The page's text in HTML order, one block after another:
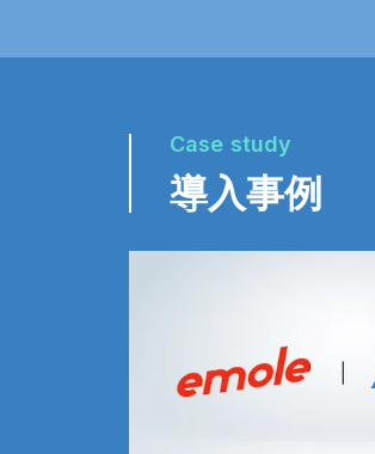
Case study
導入事例